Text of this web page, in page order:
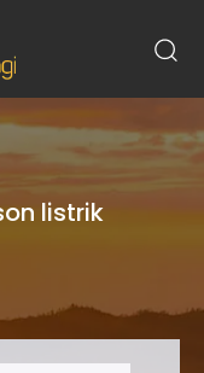
listrik